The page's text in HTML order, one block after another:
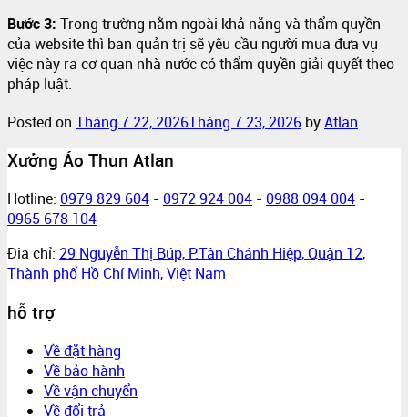
Bước 3: Trong trường nằm ngoài khả năng và thẩm quyền
của website thì ban quản trị sẽ yêu cầu người mua đưa vụ
việc này ra cơ quan nhà nước có thẩm quyền giải quyết theo
pháp luật.
Posted on Tháng 7 22, 2026Tháng 7 23, 2026 byAtlan
Xưởng Áo Thun Atlan
Hotline: 0979 829 604 - 0972 924 004 - 0988 094 004 -
0965 678 104
Đia chỉ: 29 Nguyễn Thị Búp, P.Tân Chánh Hiệp, Quận 12,
Thành phố Hồ Chí Minh, Việt Nam
hỗ trợ
Về đặt hàng
Về bảo hành
Về vận chuyển
Về đổi trả